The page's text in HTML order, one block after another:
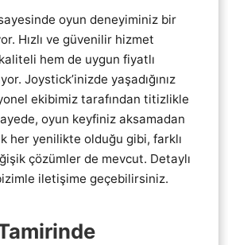
oyun deneyiminiz bir
Hızlı ve güvenilir hizmet
hem de uygun fiyatlı
Joystick’inizde yaşadığınız
ekibimiz tarafından titizlikle
oyun keyfiniz aksamadan
her yenilikte olduğu gibi, farklı
çözümler de mevcut. Detaylı
iletişime geçebilirsiniz.